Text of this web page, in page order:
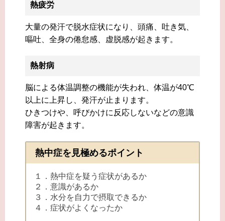
熱疲労
大量の発汗で脱水症状になり、頭痛、吐き気、
嘔吐、全身の倦怠感、虚脱感が起きます。
熱射病
脳による体温調整の機能が失われ、体温が40℃
以上に上昇し、発汗が止まります。
ひきつけや、呼びかけに反応しないなどの意識
障害が起きます。
熱中症を見極めるポイント
１．熱中症を疑う症状があるか
２．意識があるか
３．水分を自力で摂取できるか
４．症状がよくなったか